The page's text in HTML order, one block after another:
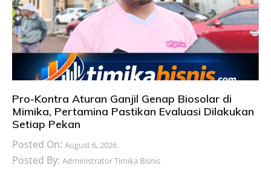
Pro-Kontra Aturan Ganjil Genap Biosolar di
Mimika, Pertamina Pastikan Evaluasi Dilakukan
Setiap Pekan
Posted On: August 6, 2026
Posted By: Administrator Timika Bisnis